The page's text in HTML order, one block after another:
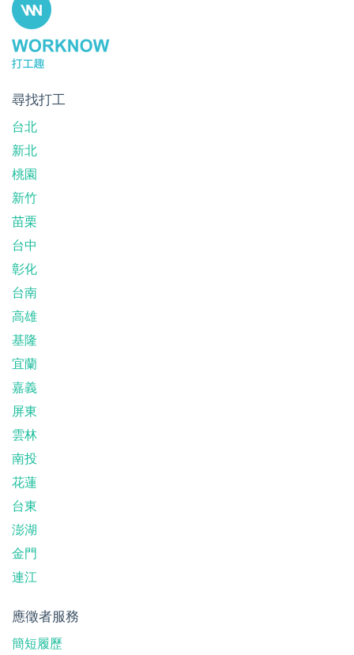
尋找打工
台北
新北
桃園
新竹
苗栗
台中
彰化
台南
高雄
基隆
宜蘭
嘉義
屏東
雲林
南投
花蓮
台東
澎湖
金門
連江
應徵者服務
簡短履歷